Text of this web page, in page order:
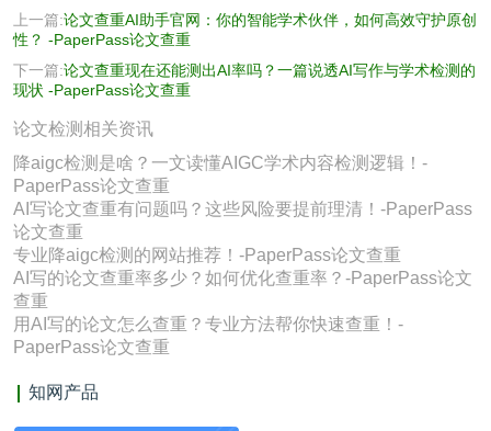
上一篇:论文查重AI助手官网：你的智能学术伙伴，如何高效守护原创
性？ -PaperPass论文查重
下一篇:论文查重现在还能测出AI率吗？一篇说透AI写作与学术检测的
现状 -PaperPass论文查重
论文检测相关资讯
降aigc检测是啥？一文读懂AIGC学术内容检测逻辑！-
PaperPass论文查重
AI写论文查重有问题吗？这些风险要提前理清！-PaperPass
论文查重
专业降aigc检测的网站推荐！-PaperPass论文查重
AI写的论文查重率多少？如何优化查重率？-PaperPass论文
查重
用AI写的论文怎么查重？专业方法帮你快速查重！-
PaperPass论文查重
知网产品